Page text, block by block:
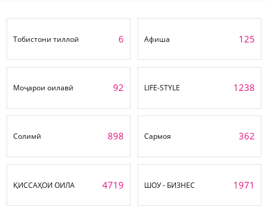
Тобистони тиллоӣ 6 Афиша 125
Моҷарои оилавӣ 92 LIFE-STYLE 1238
Солимӣ 898 Сармоя 362
ҚИССАҲОИ ОИЛА 4719 ШОУ - БИЗНЕС 1971